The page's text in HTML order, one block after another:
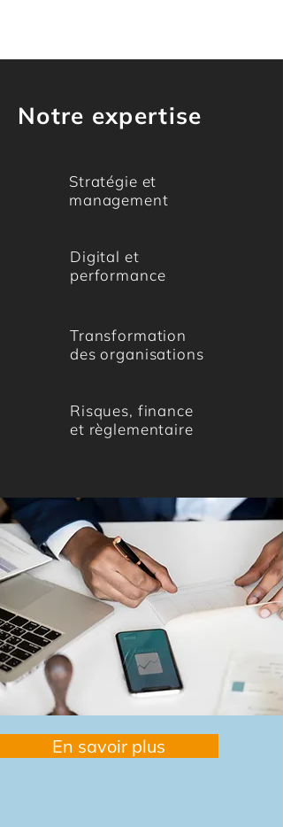
Notre expertise
Stratégie et
management
Digital et
performance
Transformation
des organisations
Risques, finance
et règlementaire
En savoir plus